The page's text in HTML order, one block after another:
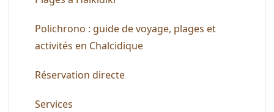
Polichrono : guide de voyage, plages et
activités en Chalcidique
Réservation directe
Services